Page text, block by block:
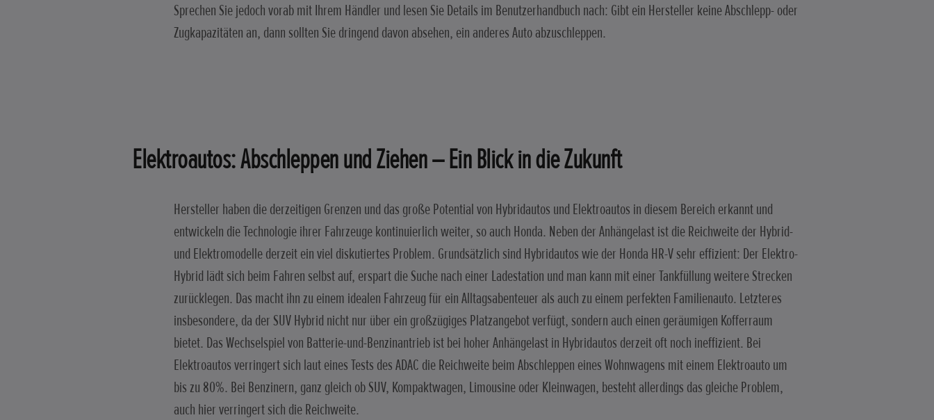
Sprechen Sie jedoch vorab mit Ihrem Händler und lesen Sie Details im Benutzerhandbuch nach: Gibt ein Hersteller keine Abschlepp- oder
Zugkapazitäten an, dann sollten Sie dringend davon absehen, ein anderes Auto abzuschleppen.
Elektroautos: Abschleppen und Ziehen – Ein Blick in die Zukunft
Hersteller haben die derzeitigen Grenzen und das große Potential von Hybridautos und Elektroautos in diesem Bereich erkannt und
entwickeln die Technologie ihrer Fahrzeuge kontinuierlich weiter, so auch Honda. Neben der Anhängelast ist die Reichweite der Hybrid-
und Elektromodelle derzeit ein viel diskutiertes Problem. Grundsätzlich sind Hybridautos wie der Honda HR-V sehr effizient: Der Elektro-
Hybrid lädt sich beim Fahren selbst auf, erspart die Suche nach einer Ladestation und man kann mit einer Tankfüllung weitere Strecken
zurücklegen. Das macht ihn zu einem idealen Fahrzeug für ein Alltagsabenteuer als auch zu einem perfekten Familienauto. Letzteres
insbesondere, da der SUV Hybrid nicht nur über ein großzügiges Platzangebot verfügt, sondern auch einen geräumigen Kofferraum
bietet. Das Wechselspiel von Batterie-und-Benzinantrieb ist bei hoher Anhängelast in Hybridautos derzeit oft noch ineffizient. Bei
Elektroautos verringert sich laut eines Tests des ADAC die Reichweite beim Abschleppen eines Wohnwagens mit einem Elektroauto um
bis zu 80%. Bei Benzinern, ganz gleich ob SUV, Kompaktwagen, Limousine oder Kleinwagen, besteht allerdings das gleiche Problem,
auch hier verringert sich die Reichweite.